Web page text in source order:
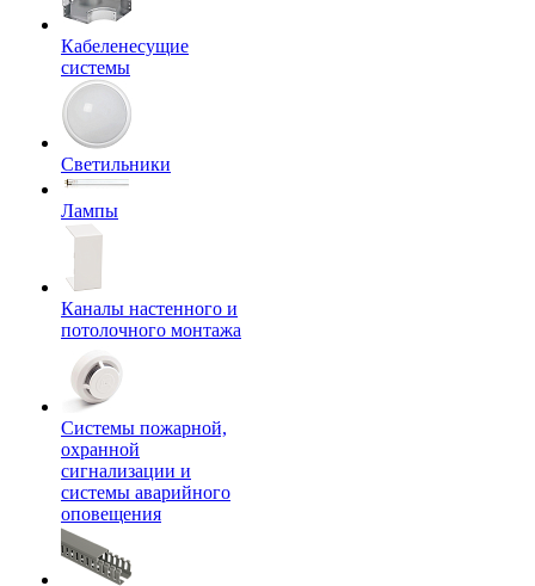
Кабеленесущие
системы
Светильники
Лампы
Каналы настенного и
потолочного монтажа
Системы пожарной,
охранной
сигнализации и
системы аварийного
оповещения